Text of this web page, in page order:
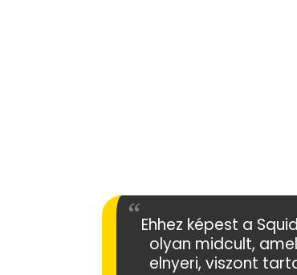
Ehhez képest a
olyan midcult,
elnyeri, viszont